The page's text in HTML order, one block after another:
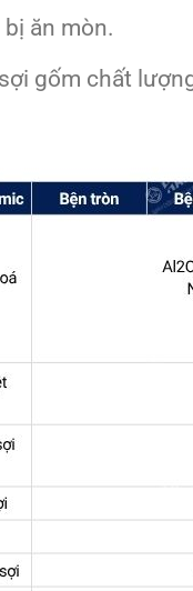
ăn mòn.
gốm chất